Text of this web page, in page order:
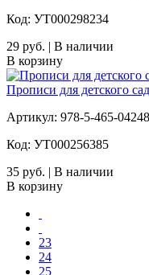
Код: УТ000298234
29 руб. | В наличии
В корзину
Прописи для детского
Артикул: 978-5-465-
Код: УТ000256385
35 руб. | В наличии
В корзину
23
24
25